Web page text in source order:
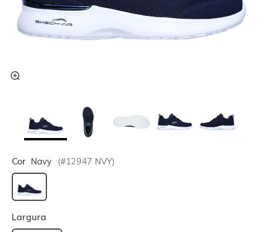
Cor Navy (#12947 NVY)
selecionado
Largura